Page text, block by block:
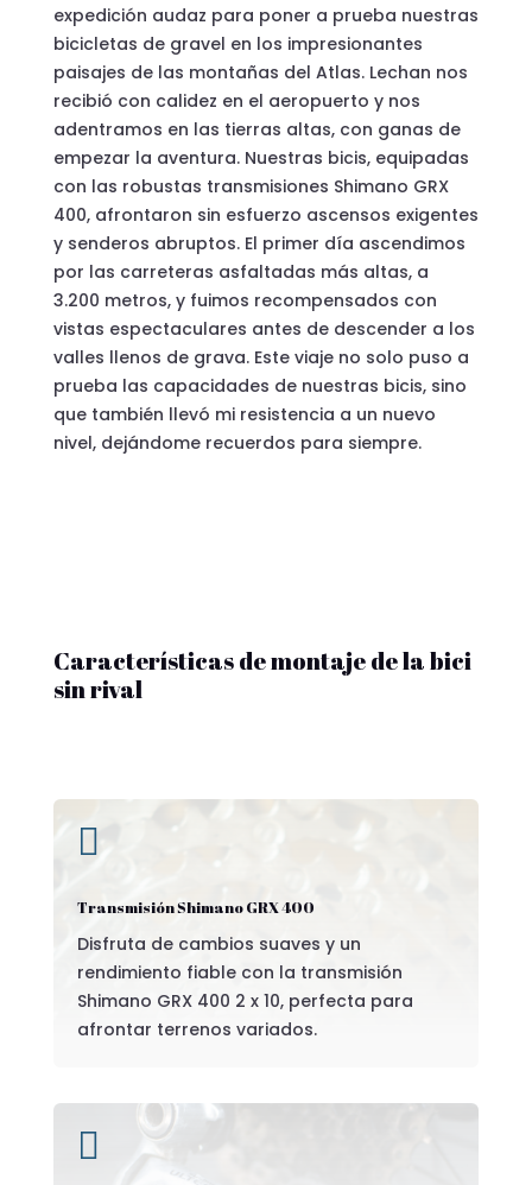
expedición audaz para poner a prueba nuestras
bicicletas de gravel en los impresionantes
paisajes de las montañas del Atlas. Lechan nos
recibió con calidez en el aeropuerto y nos
adentramos en las tierras altas, con ganas de
empezar la aventura. Nuestras bicis, equipadas
con las robustas transmisiones Shimano GRX
400, afrontaron sin esfuerzo ascensos exigentes
y senderos abruptos. El primer día ascendimos
por las carreteras asfaltadas más altas, a
3.200 metros, y fuimos recompensados con
vistas espectaculares antes de descender a los
valles llenos de grava. Este viaje no solo puso a
prueba las capacidades de nuestras bicis, sino
que también llevó mi resistencia a un nuevo
nivel, dejándome recuerdos para siempre.
Características de montaje de la bici
sin rival

Transmisión Shimano GRX 400
Disfruta de cambios suaves y un
rendimiento fiable con la transmisión
Shimano GRX 400 2 x 10, perfecta para
afrontar terrenos variados.
